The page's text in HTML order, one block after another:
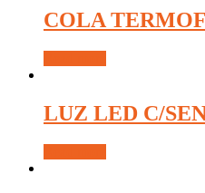
COLA
LUZ LED C/